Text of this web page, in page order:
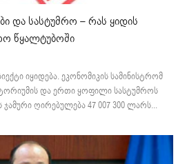
და სასტუმრო – რას ყიდის
წყალტუბოში
იყიდება. ეკონომიკის სამინისტრომ
და ერთი ყოფილი სასტუმროს
ჯამური ღირებულება 47 007 300 ლარს...